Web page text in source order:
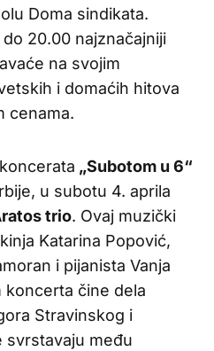
Doma sindikata.
20.00 najznačajniji
na svojim
i domaćih hitova
cenama.
„Subotom u 6“
u subotu 4. aprila
trio. Ovaj muzički
Katarina Popović,
i pijanista Vanja
koncerta čine dela
Stravinskog i
svrstavaju među